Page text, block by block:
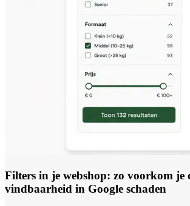
Filters in je webshop: zo voorkom je
vindbaarheid in Google schaden